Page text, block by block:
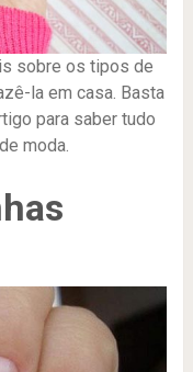
sobre os tipos de
la em casa. Basta
para saber tudo
moda.